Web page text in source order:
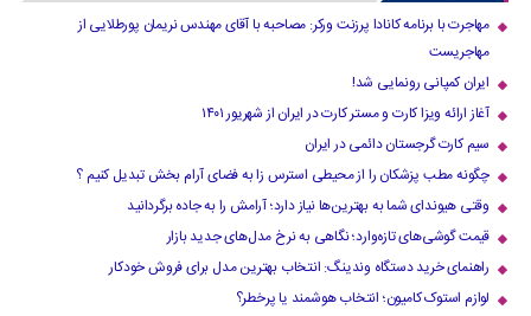
مهاجرت با برنامه کانادا پرزنت ورکر: مصاحبه با آقای مهندس نریمان پورطلایی از
مهاجریست
ایران کمپانی رونمایی شد!
آغاز ارائه ویزا کارت و مستر کارت در ایران از شهریور ۱۴۰۱
سیم کارت گرجستان دائمی در ایران
چگونه مطب پزشکان را از محیطی استرس زا به فضای آرام بخش تبدیل کنیم ؟
وقتی هیوندای شما به بهترین‌ها نیاز دارد؛ آرامش را به جاده برگردانید
قیمت گوشی‌های تازه‌وارد؛ نگاهی به نرخ مدل‌های جدید بازار
راهنمای خرید دستگاه وندینگ: انتخاب بهترین مدل برای فروش خودکار
لوازم استوک کامیون؛ انتخاب هوشمند یا پرخطر؟